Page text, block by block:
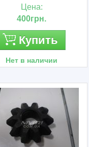
Цена:
400грн.
Купить
Нет в наличии